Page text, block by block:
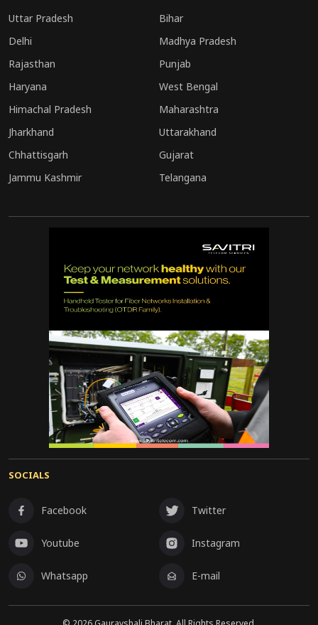
Uttar Pradesh
Bihar
Delhi
Madhya Pradesh
Rajasthan
Punjab
Haryana
West Bengal
Himachal Pradesh
Maharashtra
Jharkhand
Uttarakhand
Chhattisgarh
Gujarat
Jammu Kashmir
Telangana
SOCIALS
Facebook Twitter
Youtube Instagram
Whatsapp E-mail